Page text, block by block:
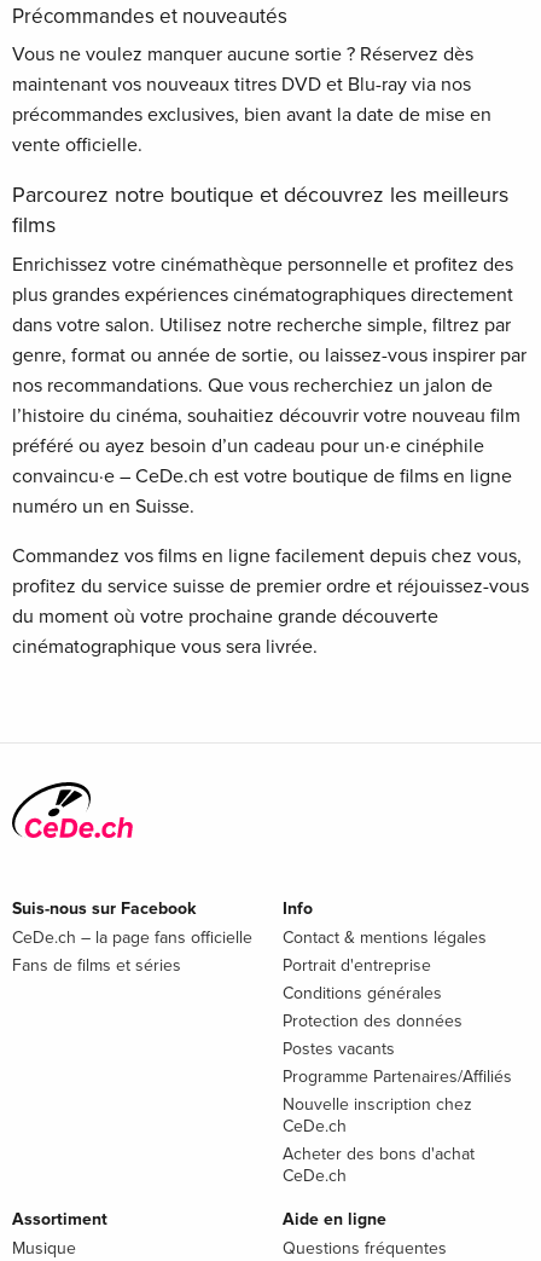
Précommandes et nouveautés
Vous ne voulez manquer aucune sortie ? Réservez dès
maintenant vos nouveaux titres DVD et Blu-ray via nos
précommandes exclusives, bien avant la date de mise en
vente officielle.
Parcourez notre boutique et découvrez les meilleurs
films
Enrichissez votre cinémathèque personnelle et profitez des
plus grandes expériences cinématographiques directement
dans votre salon. Utilisez notre recherche simple, filtrez par
genre, format ou année de sortie, ou laissez-vous inspirer par
nos recommandations. Que vous recherchiez un jalon de
l’histoire du cinéma, souhaitiez découvrir votre nouveau film
préféré ou ayez besoin d’un cadeau pour un·e cinéphile
convaincu·e – CeDe.ch est votre boutique de films en ligne
numéro un en Suisse.
Commandez vos films en ligne facilement depuis chez vous,
profitez du service suisse de premier ordre et réjouissez-vous
du moment où votre prochaine grande découverte
cinématographique vous sera livrée.
Suis-nous sur Facebook
CeDe.ch – la page fans officielle
Fans de films et séries
Info
Contact & mentions légales
Portrait d'entreprise
Conditions générales
Protection des données
Postes vacants
Programme Partenaires/Affiliés
Nouvelle inscription chez
CeDe.ch
Acheter des bons d'achat
CeDe.ch
Assortiment
Musique
Aide en ligne
Questions fréquentes